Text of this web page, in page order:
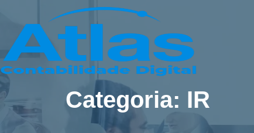
Categoria: IR